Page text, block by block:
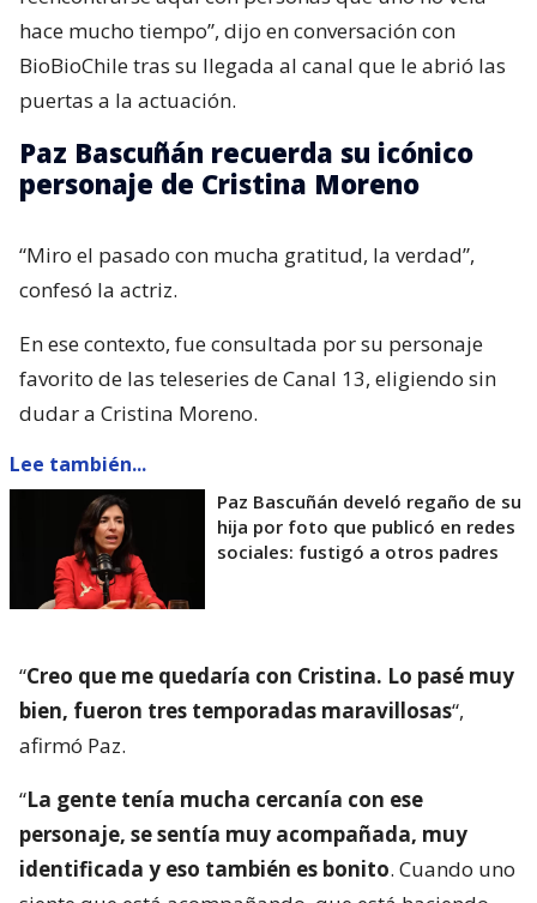
hace mucho tiempo”, dijo en conversación con
BioBioChile tras su llegada al canal que le abrió las
puertas a la actuación.
Paz Bascuñán recuerda su icónico
personaje de Cristina Moreno
“Miro el pasado con mucha gratitud, la verdad”,
confesó la actriz.
En ese contexto, fue consultada por su personaje
favorito de las teleseries de Canal 13, eligiendo sin
dudar a Cristina Moreno.
Lee también...
Paz Bascuñán develó regaño de su
hija por foto que publicó en redes
sociales: fustigó a otros padres
“Creo que me quedaría con Cristina. Lo pasé muy
bien, fueron tres temporadas maravillosas“,
afirmó Paz.
“La gente tenía mucha cercanía con ese
personaje, se sentía muy acompañada, muy
identificada y eso también es bonito. Cuando uno